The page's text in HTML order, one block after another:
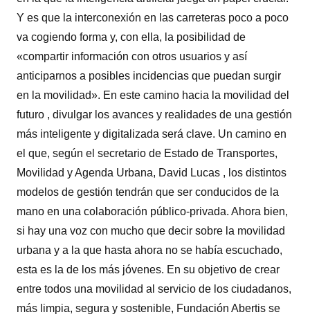
Y es que la interconexión en las carreteras poco a poco
va cogiendo forma y, con ella, la posibilidad de
«compartir información con otros usuarios y así
anticiparnos a posibles incidencias que puedan surgir
en la movilidad». En este camino hacia la movilidad del
futuro , divulgar los avances y realidades de una gestión
más inteligente y digitalizada será clave. Un camino en
el que, según el secretario de Estado de Transportes,
Movilidad y Agenda Urbana, David Lucas , los distintos
modelos de gestión tendrán que ser conducidos de la
mano en una colaboración público-privada. Ahora bien,
si hay una voz con mucho que decir sobre la movilidad
urbana y a la que hasta ahora no se había escuchado,
esta es la de los más jóvenes. En su objetivo de crear
entre todos una movilidad al servicio de los ciudadanos,
más limpia, segura y sostenible, Fundación Abertis se